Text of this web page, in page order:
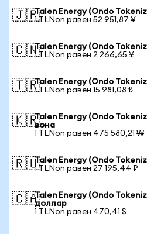
🇯🇵Talen Energy (Ondo
1 TLNon равен 52 951,87 ¥
🇨🇳Talen Energy (Ondo
1 TLNon равен 2 266,65 ¥
🇹🇷Talen Energy (Ondo
1 TLNon равен 15 981,08 ₺
🇰🇷Talen Energy (Ondo
вона
1 TLNon равен 475 580,21 ₩
🇷🇺Talen Energy (Ondo
1 TLNon равен 27 195,44 ₽
🇨🇦Talen Energy (Ondo
доллар
1 TLNon равен 470,41 $